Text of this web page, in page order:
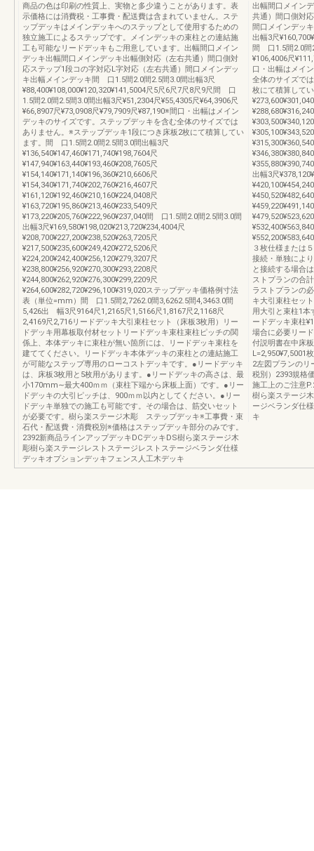
商品の色は印刷の性質上、実物と多少違うことがあります。表
示価格には消費税・工事費・配送費は含まれていません。ステ
ップデッキはメインデッキへのステップとして使用するための
独立施工によるステップです。メインデッキの束柱との連結施
工も可能なリードデッキもご用意しています。出幅間口メイン
デッキ出幅間口メインデッキ出幅側対応（左右共通）間口側対
応ステップ1段コの字対応L字対応（左右共通）間口メインデッ
キ出幅メインデッキ間 口1.5間2.0間2.5間3.0間出幅3尺
¥88,400¥108,000¥120,320¥141,5004尺5尺6尺7尺8尺9尺間 口
1.5間2.0間2.5間3.0間出幅3尺¥51,2304尺¥55,4305尺¥64,3906尺
¥66,8907尺¥73,0908尺¥79,7909尺¥87,190※間口・出幅はメイン
デッキのサイズです。ステップデッキを含む全体のサイズでは
ありません。※ステップデッキ1段につき床板2枚にて積算してい
ます。間 口1.5間2.0間2.5間3.0間出幅3尺
¥136,540¥147,460¥171,740¥198,7604尺
¥147,940¥163,440¥193,460¥208,7605尺
¥154,140¥171,140¥196,360¥210,6606尺
¥154,340¥171,740¥202,760¥216,4607尺
¥161,120¥192,460¥210,160¥224,0408尺
¥163,720¥195,860¥213,460¥233,5409尺
¥173,220¥205,760¥222,960¥237,040間 口1.5間2.0間2.5間3.0間
出幅3尺¥169,580¥198,020¥213,720¥234,4004尺
¥208,700¥227,200¥238,520¥263,7205尺
¥217,500¥235,600¥249,420¥272,5206尺
¥224,200¥242,400¥256,120¥279,3207尺
¥238,800¥256,920¥270,300¥293,2208尺
¥244,800¥262,920¥276,300¥299,2209尺
¥264,600¥282,720¥296,100¥319,020ステップデッキ価格例寸法
表（単位=mm）間 口1.5間2,7262.0間3,6262.5間4,3463.0間
5,426出 幅3尺9164尺1,2165尺1,5166尺1,8167尺2,1168尺
2,4169尺2,716リードデッキ大引束柱セット（床板3枚用）リー
ドデッキ用幕板取付材セットリードデッキ束柱束柱ピッチの関
係上、本体デッキに束柱が無い箇所には、リードデッキ束柱を
建ててください。リードデッキ本体デッキの束柱との連結施工
が可能なステップ専用のローコストデッキです。●リードデッキ
は、床板3枚用と5枚用があります。●リードデッキの高さは、最
小170mm∼最大400ｍｍ（束柱下端から床板上面）です。●リー
ドデッキの大引ピッチは、900ｍｍ以内としてください。●リー
ドデッキ単独での施工も可能です。その場合は、筋交いセット
が必要です。樹ら楽ステージ木彫 ステップデッキ※工事費・束
石代・配送費・消費税別※価格はステップデッキ部分のみです。
2392新商品ラインアップデッキDCデッキDS樹ら楽ステージ木
彫樹ら楽ステージレストステージレストステージベランダ仕様
デッキオプションデッキフェンス人工木デッキ
出幅間口メイン
共通）間口側対
間口メインデッ
出幅3尺
間 口1.5間2.0間
¥106,4006尺
口・出幅はメイ
全体のサイズで
枚にて積算して
出幅3尺
３枚仕様または
接続・単独によ
と接続する場合
ストプランの合
ラストプランの
キ大引束柱セッ
用大引と束柱1本
ードデッキ束柱
場合に必要リー
付説明書在中床
L=2,950¥7,5001
2左図プランのリ
税別）2393規格
施工上のご注意
樹ら楽ステージ
ージベランダ仕
キ